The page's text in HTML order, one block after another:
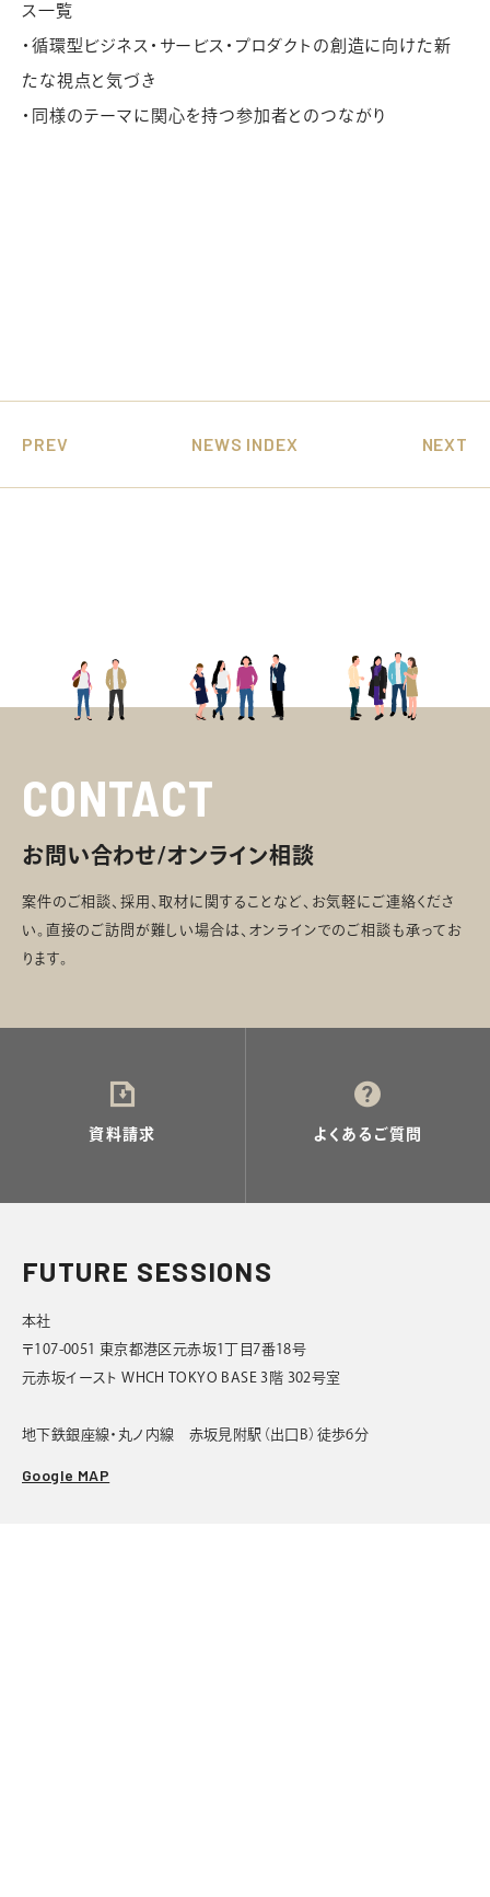
ス一覧
・循環型ビジネス・サービス・プロダクトの創造に向けた新
たな視点と気づき
・同様のテーマに関心を持つ参加者とのつながり
PREV NEWS INDEX NEXT
CONTACT
お問い合わせ/オンライン相談
案件のご相談、採用、取材に関することなど、お気軽にご連絡くださ
い。直接のご訪問が難しい場合は、オンラインでのご相談も承ってお
ります。
資料請求 よくあるご質問
FUTURE SESSIONS
本社
〒107-0051 東京都港区元赤坂1丁目7番18号
元赤坂イースト WHCH TOKYO BASE 3階 302号室
地下鉄銀座線・丸ノ内線 赤坂見附駅（出口B）徒歩6分
Google MAP